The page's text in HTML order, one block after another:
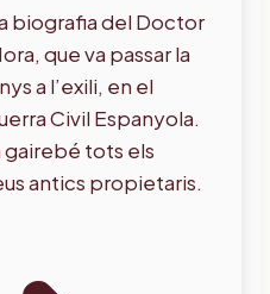
biografia del Doctor
que va passar la
a l’exili, en el
Civil Espanyola.
gairebé tots els
antics propietaris.